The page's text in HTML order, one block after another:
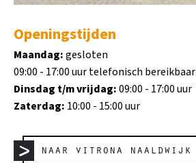
Openingstijden
Maandag:gesloten
09:00 - 17:00 uur telefonisch bereikbaar
Dinsdag t/m vrijdag:09:00 - 17:00 uur
Zaterdag: 10:00 - 15:00 uur
naar vitrona naaldwijk